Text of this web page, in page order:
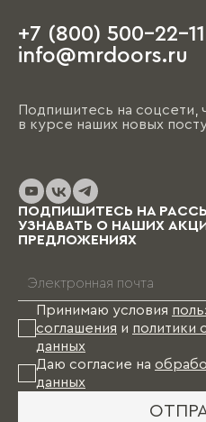
+7 (800) 500-22-11
info@mrdoors.ru
Подпишитесь на соцсети,
в курсе наших новых
ПОДПИШИТЕСЬ НА
УЗНАВАТЬ О НАШИХ
ПРЕДЛОЖЕНИЯХ
Принимаю условия
соглашения и политики
данных
Даю согласие на
данных